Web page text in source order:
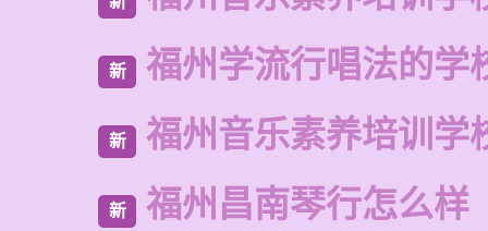
新 福州学流行唱法的学
新 福州音乐素养培训学
新 福州昌南琴行怎么样